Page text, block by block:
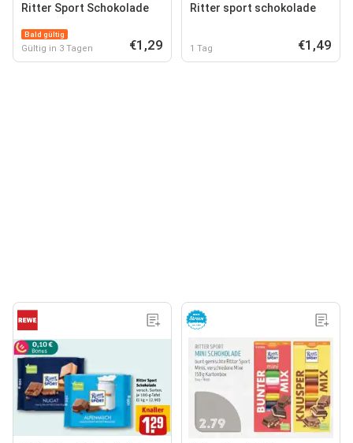
Ritter Sport Schokolade
Bald gültig
Gültig in 3 Tagen €1,29
Ritter sport schokolade
1 Tag €1,49